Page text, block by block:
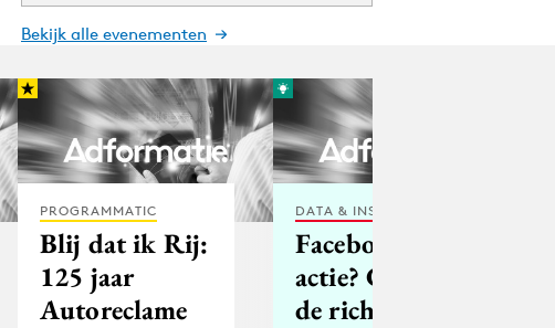
Bekijk alle evenementen
PROGRAMMATIC
Blij dat ik Rij:
125 jaar
Autoreclame
DATA & INSIGHTS
Facebook-
actie? Check
de richtlijnen!